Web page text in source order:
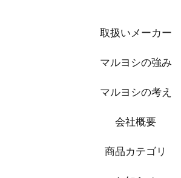
取扱いメーカー
マルヨシの強み
マルヨシの考え
会社概要
商品カテゴリ